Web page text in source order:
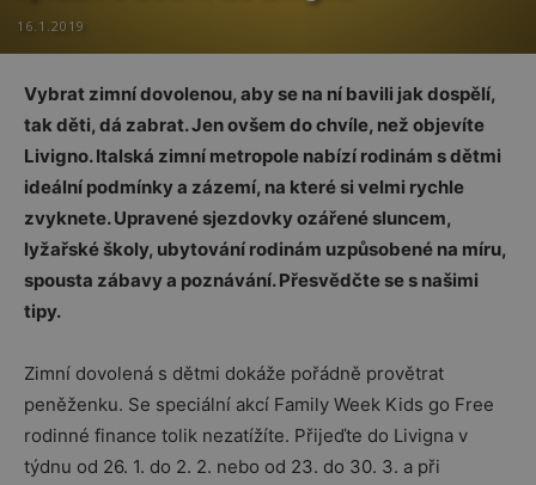
16.1.2019
Vybrat zimní dovolenou, aby se na ní bavili jak dospělí,
tak děti, dá zabrat. Jen ovšem do chvíle, než objevíte
Livigno. Italská zimní metropole nabízí rodinám s dětmi
ideální podmínky a zázemí, na které si velmi rychle
zvyknete. Upravené sjezdovky ozářené sluncem,
lyžařské školy, ubytování rodinám uzpůsobené na míru,
spousta zábavy a poznávání. Přesvědčte se s našimi
tipy.
Zimní dovolená s dětmi dokáže pořádně provětrat
peněženku. Se speciální akcí Family Week Kids go Free
rodinné finance tolik nezatížíte. Přijeďte do Livigna v
týdnu od 26. 1. do 2. 2. nebo od 23. do 30. 3. a při